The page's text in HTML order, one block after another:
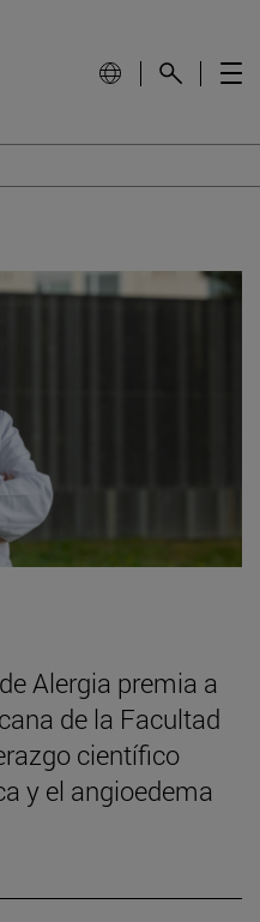
Alergia premia a
de la Facultad
científico
y el angioedema